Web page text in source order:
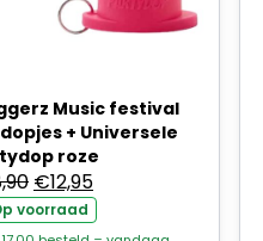
Music festival
+ Universele
roze
Oorspronkelijke
prijs
€12,95Huidige
prijs
voorraad